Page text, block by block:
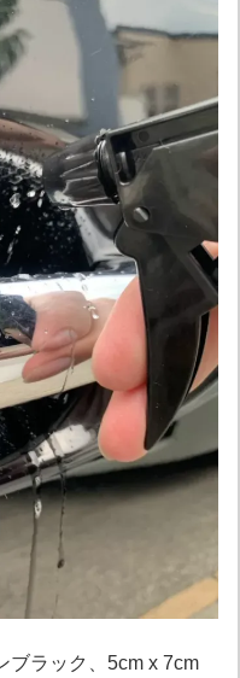
ブラック、5cm x 7cm